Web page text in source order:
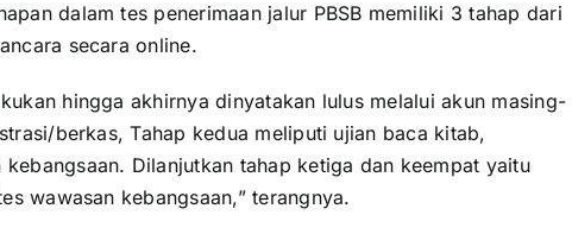
dalam tes penerimaan jalur PBSB memiliki 3 tahap dari
secara online.
hingga akhirnya dinyatakan lulus melalui akun masing-
berkas, Tahap kedua meliputi ujian baca kitab,
Dilanjutkan tahap ketiga dan keempat yaitu
wawasan kebangsaan,” terangnya.